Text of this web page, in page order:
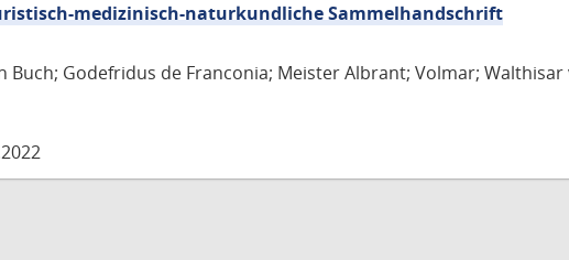
medizinisch-naturkundliche Sammelhandschrift
Buch; Godefridus de Franconia; Meister Albrant; Volmar;